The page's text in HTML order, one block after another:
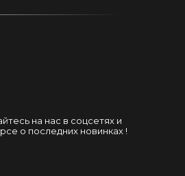
на нас в соцсетях и
о последних новинках !